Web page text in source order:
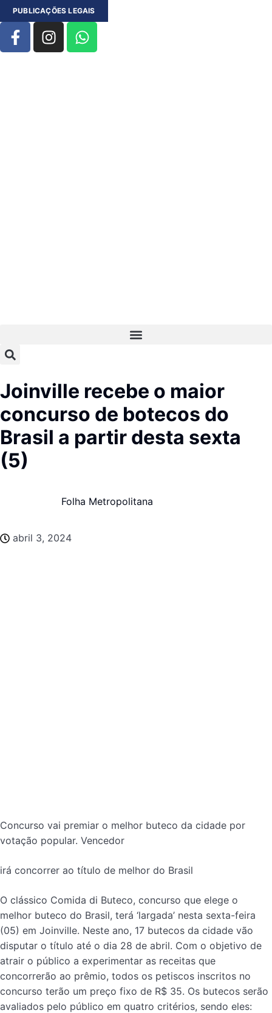
PUBLICAÇÕES LEGAIS
Joinville recebe o maior
concurso de botecos do
Brasil a partir desta sexta
(5)
Folha Metropolitana
abril 3, 2024
Concurso vai premiar o melhor buteco da cidade por
votação popular. Vencedor
irá concorrer ao título de melhor do Brasil
O clássico Comida di Buteco, concurso que elege o
melhor buteco do Brasil, terá ‘largada’ nesta sexta-feira
(05) em Joinville. Neste ano, 17 butecos da cidade vão
disputar o título até o dia 28 de abril. Com o objetivo de
atrair o público a experimentar as receitas que
concorrerão ao prêmio, todos os petiscos inscritos no
concurso terão um preço fixo de R$ 35. Os butecos serão
avaliados pelo público em quatro critérios, sendo eles: